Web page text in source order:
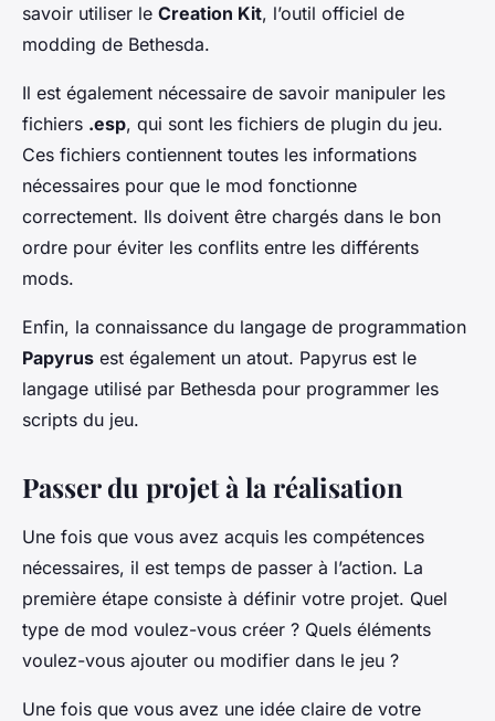
savoir utiliser le Creation Kit, l’outil officiel de
modding de Bethesda.
Il est également nécessaire de savoir manipuler les
fichiers .esp, qui sont les fichiers de plugin du jeu.
Ces fichiers contiennent toutes les informations
nécessaires pour que le mod fonctionne
correctement. Ils doivent être chargés dans le bon
ordre pour éviter les conflits entre les différents
mods.
Enfin, la connaissance du langage de programmation
Papyrus est également un atout. Papyrus est le
langage utilisé par Bethesda pour programmer les
scripts du jeu.
Passer du projet à la réalisation
Une fois que vous avez acquis les compétences
nécessaires, il est temps de passer à l’action. La
première étape consiste à définir votre projet. Quel
type de mod voulez-vous créer ? Quels éléments
voulez-vous ajouter ou modifier dans le jeu ?
Une fois que vous avez une idée claire de votre